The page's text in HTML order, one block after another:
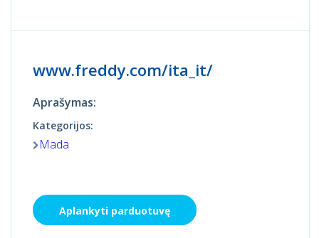
www.freddy.com/ita_it/
Aprašymas:
Kategorijos:
Mada
Aplankyti parduotuvę